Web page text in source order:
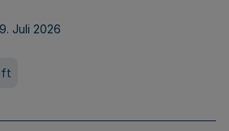
Juli 2026